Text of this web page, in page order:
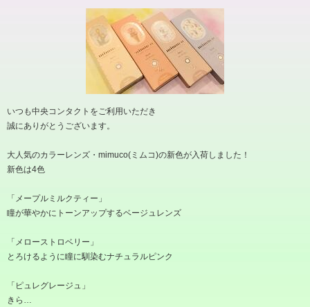
いつも中央コンタクトをご利用いただき
誠にありがとうございます。
大人気のカラーレンズ・mimuco(ミムコ)の新色が入荷しました！
新色は4色
「メープルミルクティー」
瞳が華やかにトーンアップするベージュレンズ
「メローストロベリー」
とろけるように瞳に馴染むナチュラルピンク
「ピュレグレージュ」
きら…